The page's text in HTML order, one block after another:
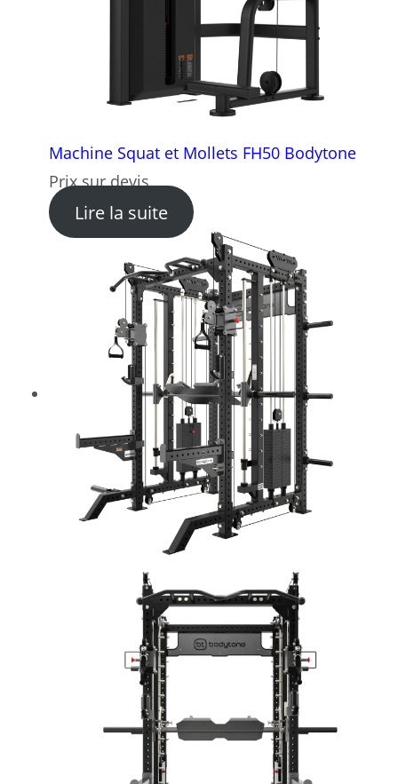
Machine Squat et Mollets FH50 Bodytone
Prix sur devis
Lire la suite: Machine Squat et Mollets